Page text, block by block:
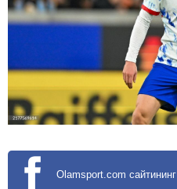
Olamsport.com сайтининг